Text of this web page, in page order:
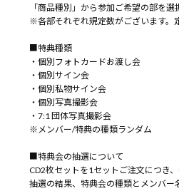
「商品種別」から参加ご希望の部を選
※各部それぞれ規定数がございます。
■特典種類
・個別フォトカードお渡し会
・個別サイン会
・個別私物サイン会
・個別写真撮影会
・7:1 団体写真撮影会
※メンバー/特典の種類ランダム
■特典会の抽選について
CD2枚セットを1セットご注文につき
抽選の結果、特典会の種類とメンバー